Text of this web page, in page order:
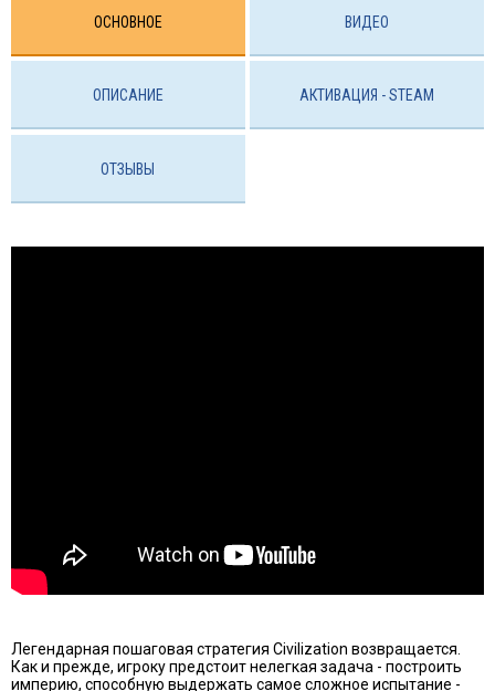
ОСНОВНОЕ ВИДЕО
ОПИСАНИЕ АКТИВАЦИЯ - STEAM
ОТЗЫВЫ
Легендарная пошаговая стратегия Civilization возвращается.
Как и прежде, игроку предстоит нелегкая задача - построить
империю, способную выдержать самое сложное испытание -